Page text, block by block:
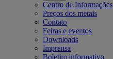
Centro de Informações
Preços dos metais
Contato
Feiras e eventos
Downloads
Imprensa
Boletim informativo